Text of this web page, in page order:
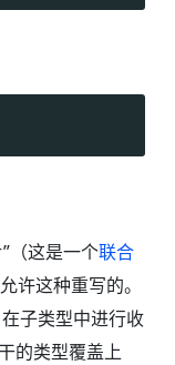
这是一个联合
许这种重写的。
子类型中进行收
的类型覆盖上